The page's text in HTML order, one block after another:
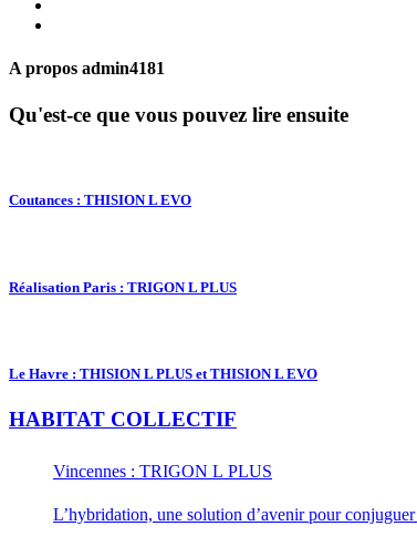
A propos admin4181
Qu'est-ce que vous pouvez lire ensuite
Coutances : THISION L EVO
Réalisation Paris : TRIGON L PLUS
Le Havre : THISION L PLUS et THISION L EVO
HABITAT COLLECTIF
Vincennes : TRIGON L PLUS
L’hybridation, une solution d’avenir pour